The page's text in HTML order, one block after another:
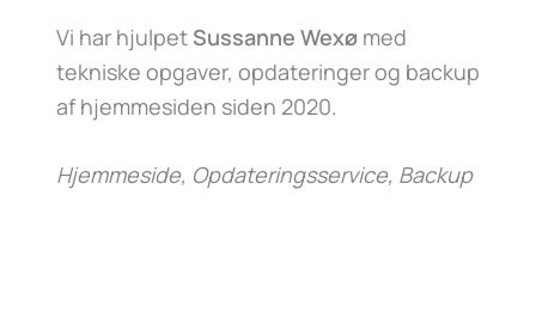
Vi har hjulpet Sussanne Wexø med
tekniske opgaver, opdateringer og backup
af hjemmesiden siden 2020.
Hjemmeside, Opdateringsservice, Backup